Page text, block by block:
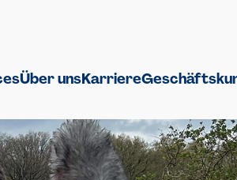
Über unsKarriere